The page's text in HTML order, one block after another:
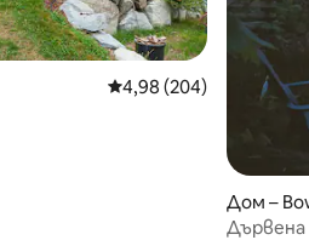
Средна оценка: 4,98
4,98 (204)
Дом –
Дървена